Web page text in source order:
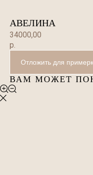
АВЕЛИНА
34000,00
р.
Отложить для
ВАМ МОЖЕТ